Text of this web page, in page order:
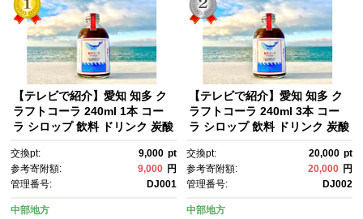
【テレビで紹介】愛知 知多 ク
ラフトコーラ 240ml 1本 コー
ラ シロップ 飲料 ドリンク 炭酸
酒 アイス アレンジ可能 相性抜
群 愛知県産 レモン みかん 人
気 おすすめ 大府市
交換pt: 9,000 pt
参考寄附額:
9,000 円
管理番号:
DJ001
中部地方
【テレビで紹介】愛知 知多 ク
ラフトコーラ 240ml 3本 コー
ラ シロップ 飲料 ドリンク 炭酸
酒 アイス アレンジ可能 相性抜
群 愛知県産 レモン みかん 人
気 おすすめ 大府市
交換pt: 20,000 pt
参考寄附額:
20,000 円
管理番号:
DJ002
中部地方